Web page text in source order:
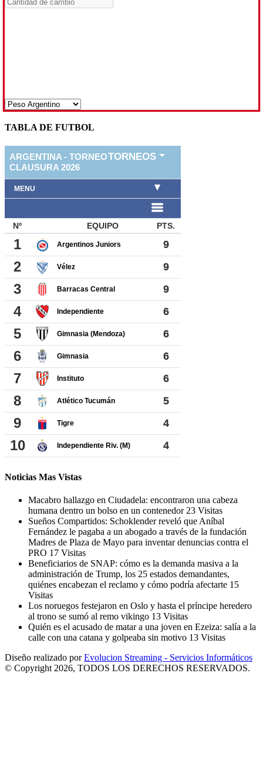
TABLA DE FUTBOL
Noticias Mas Vistas
Macabro hallazgo en Ciudadela: encontraron una cabeza
humana dentro un bolso en un contenedor 23 Visitas
Sueños Compartidos: Schoklender reveló que Aníbal
Fernández le pagaba a un abogado a través de la fundación
Madres de Plaza de Mayo para inventar denuncias contra el
PRO 17 Visitas
Beneficiarios de SNAP: cómo es la demanda masiva a la
administración de Trump, los 25 estados demandantes,
quiénes encabezan el reclamo y cómo podría afectarte 15
Visitas
Los noruegos festejaron en Oslo y hasta el príncipe heredero
al trono se sumó al remo vikingo 13 Visitas
Quién es el acusado de matar a una joven en Ezeiza: salía a la
calle con una catana y golpeaba sin motivo 13 Visitas
Diseño realizado porEvolucion Streaming - Servicios Informáticos
© Copyright 2026, TODOS LOS DERECHOS RESERVADOS.